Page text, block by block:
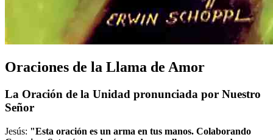
Oraciones de la Llama de Amor
La Oración de la Unidad pronunciada por Nuestro
Señor
Jesús: "Esta oración es un arma en tus manos. Colaborando